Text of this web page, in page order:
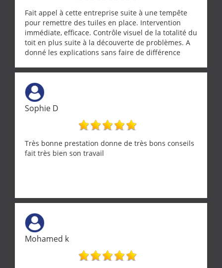
Fait appel à cette entreprise suite à une tempête
pour remettre des tuiles en place. Intervention
immédiate, efficace. Contrôle visuel de la totalité du
toit en plus suite à la découverte de problèmes. A
donné les explications sans faire de différence
Sophie D
Très bonne prestation donne de très bons conseils
fait très bien son travail
Mohamed k